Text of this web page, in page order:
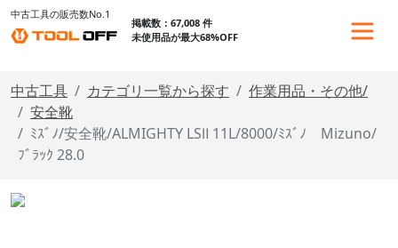
中古工具の販売数No.1
掲載数：67,008 件
未使用品が最大68%OFF
中古工具 カテゴリ一覧から探す
作業用品・その他/
安全靴
ﾐｽﾞﾉ/安全靴/ALMIGHTY LSⅡ 11L/8000/ﾐｽﾞﾉ Mizuno/
ﾌﾞﾗｯｸ 28.0